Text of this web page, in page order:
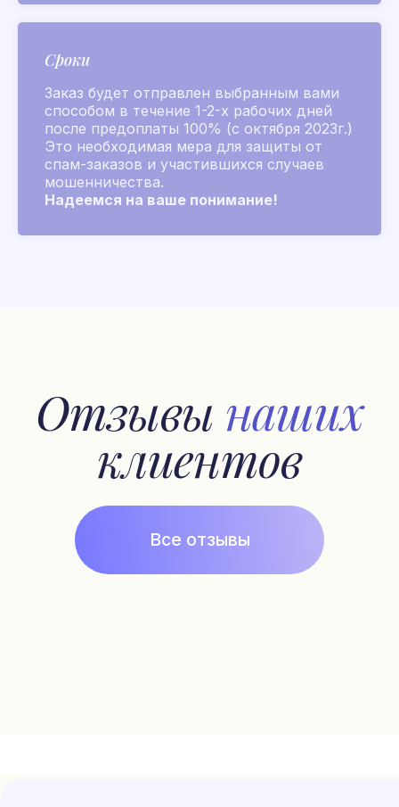
Сроки
Заказ будет отправлен выбранным вами
способом в течение 1-2-х рабочих дней
после предоплаты 100% (с октября 2023г.)
Это необходимая мера для защиты от
спам-заказов и участившихся случаев
мошенничества.
Надеемся на ваше понимание!
Коллекции ароматов
Аксессуары
Для лица и тела
Для дома и мыло
Распив
Chanel
Популярное
Наборы
Оплата и доставка
Отзывы
Магазин